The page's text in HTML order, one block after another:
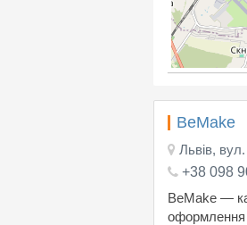
BeMake
Львів,
+38 098
BeMake —
оформлення